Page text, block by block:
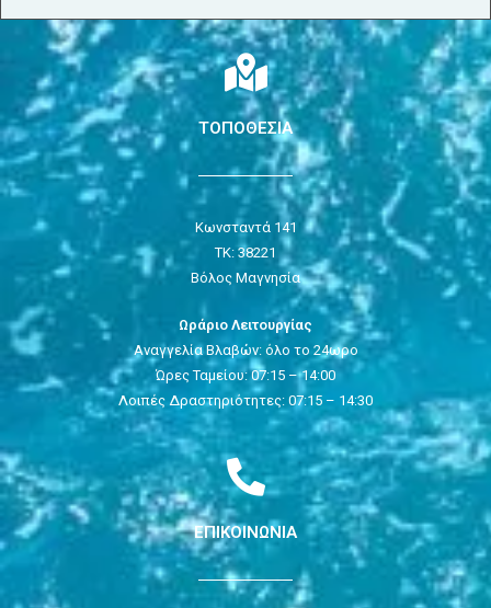
ΤΟΠΟΘΕΣΙΑ
Κωνσταντά 141
ΤΚ: 38221
Βόλος Μαγνησία
Ωράριο Λειτουργίας
Αναγγελία Βλαβών: όλο το 24ωρο
Ώρες Ταμείου: 07:15 – 14:00
Λοιπές Δραστηριότητες: 07:15 – 14:30
ΕΠΙΚΟΙΝΩΝΙΑ